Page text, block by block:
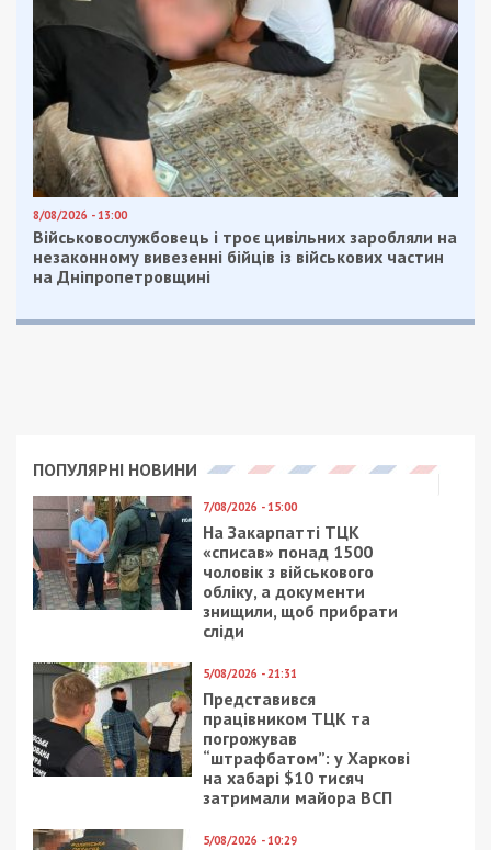
8/08/2026 - 13:00
Військовослужбовець і троє цивільних заробляли на
незаконному вивезенні бійців із військових частин
на Дніпропетровщині
ПОПУЛЯРНІ НОВИНИ
7/08/2026 - 15:00
На Закарпатті ТЦК
«списав» понад 1500
чоловік з військового
обліку, а документи
знищили, щоб прибрати
сліди
5/08/2026 - 21:31
Представився
працівником ТЦК та
погрожував
“штрафбатом”: у Харкові
на хабарі $10 тисяч
затримали майора ВСП
5/08/2026 - 10:29